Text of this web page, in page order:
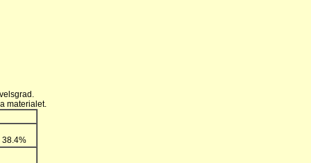
materialet.
38.4%